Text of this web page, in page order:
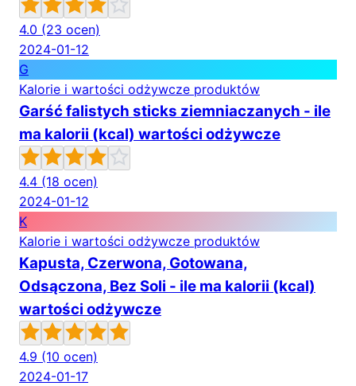
4.0 (23 ocen)
2024-01-12
G
Kalorie i wartości odżywcze produktów
Garść falistych sticks ziemniaczanych - ile
ma kalorii (kcal) wartości odżywcze
4.4 (18 ocen)
2024-01-12
K
Kalorie i wartości odżywcze produktów
Kapusta, Czerwona, Gotowana,
Odsączona, Bez Soli - ile ma kalorii (kcal)
wartości odżywcze
4.9 (10 ocen)
2024-01-17